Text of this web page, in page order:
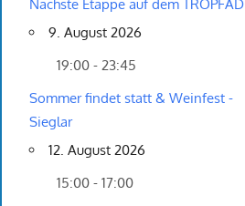
Nächste Etappe auf dem TROPFAD
9. August 2026
19:00 - 23:45
Sommer findet statt & Weinfest -
Sieglar
12. August 2026
15:00 - 17:00